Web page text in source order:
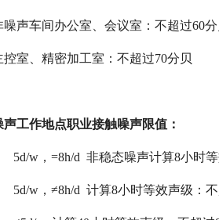
噪声车间办公室、会议室：不超过60分
控室、精密加工室：不超过70分贝
声工作地点职业接触噪声限值：
5d/w，=8h/d 非稳态噪声计算8小时
5d/w，≠8h/d 计算8小时等效声级：